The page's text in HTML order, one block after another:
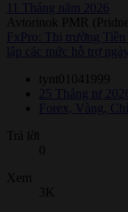
11 Tháng năm 2026
Avtorinok PMR
FxPro: Thị trường
lập các mức hỗ trợ
tynt01041999
25 Tháng tư
Forex, Vàng,
Trả lời
0
Xem
3K